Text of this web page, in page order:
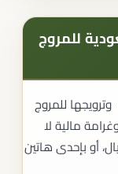
للمروج
وترويجها للمروج
لا تقل عن 15 سنة، وغرامة مالية لا
ولا تزيد على 500 ألف ريال، أو بإحدى هاتين